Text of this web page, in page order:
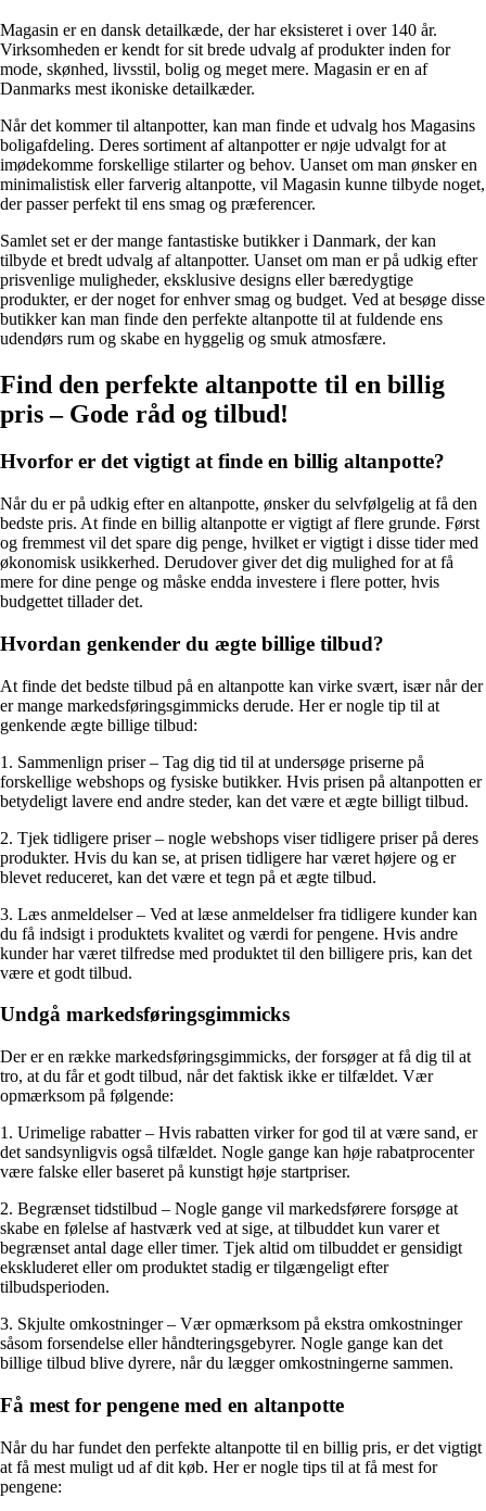
Magasin er en dansk detailkæde, der har eksisteret i over 140 år.
Virksomheden er kendt for sit brede udvalg af produkter inden for
mode, skønhed, livsstil, bolig og meget mere. Magasin er en af
Danmarks mest ikoniske detailkæder.
Når det kommer til altanpotter, kan man finde et udvalg hos Magasins
boligafdeling. Deres sortiment af altanpotter er nøje udvalgt for at
imødekomme forskellige stilarter og behov. Uanset om man ønsker en
minimalistisk eller farverig altanpotte, vil Magasin kunne tilbyde noget,
der passer perfekt til ens smag og præferencer.
Samlet set er der mange fantastiske butikker i Danmark, der kan
tilbyde et bredt udvalg af altanpotter. Uanset om man er på udkig efter
prisvenlige muligheder, eksklusive designs eller bæredygtige
produkter, er der noget for enhver smag og budget. Ved at besøge disse
butikker kan man finde den perfekte altanpotte til at fuldende ens
udendørs rum og skabe en hyggelig og smuk atmosfære.
Find den perfekte altanpotte til en billig
pris – Gode råd og tilbud!
Hvorfor er det vigtigt at finde en billig altanpotte?
Når du er på udkig efter en altanpotte, ønsker du selvfølgelig at få den
bedste pris. At finde en billig altanpotte er vigtigt af flere grunde. Først
og fremmest vil det spare dig penge, hvilket er vigtigt i disse tider med
økonomisk usikkerhed. Derudover giver det dig mulighed for at få
mere for dine penge og måske endda investere i flere potter, hvis
budgettet tillader det.
Hvordan genkender du ægte billige tilbud?
At finde det bedste tilbud på en altanpotte kan virke svært, især når der
er mange markedsføringsgimmicks derude. Her er nogle tip til at
genkende ægte billige tilbud:
1. Sammenlign priser – Tag dig tid til at undersøge priserne på
forskellige webshops og fysiske butikker. Hvis prisen på altanpotten er
betydeligt lavere end andre steder, kan det være et ægte billigt tilbud.
2. Tjek tidligere priser – nogle webshops viser tidligere priser på deres
produkter. Hvis du kan se, at prisen tidligere har været højere og er
blevet reduceret, kan det være et tegn på et ægte tilbud.
3. Læs anmeldelser – Ved at læse anmeldelser fra tidligere kunder kan
du få indsigt i produktets kvalitet og værdi for pengene. Hvis andre
kunder har været tilfredse med produktet til den billigere pris, kan det
være et godt tilbud.
Undgå markedsføringsgimmicks
Der er en række markedsføringsgimmicks, der forsøger at få dig til at
tro, at du får et godt tilbud, når det faktisk ikke er tilfældet. Vær
opmærksom på følgende:
1. Urimelige rabatter – Hvis rabatten virker for god til at være sand, er
det sandsynligvis også tilfældet. Nogle gange kan høje rabatprocenter
være falske eller baseret på kunstigt høje startpriser.
2. Begrænset tidstilbud – Nogle gange vil markedsførere forsøge at
skabe en følelse af hastværk ved at sige, at tilbuddet kun varer et
begrænset antal dage eller timer. Tjek altid om tilbuddet er gensidigt
ekskluderet eller om produktet stadig er tilgængeligt efter
tilbudsperioden.
3. Skjulte omkostninger – Vær opmærksom på ekstra omkostninger
såsom forsendelse eller håndteringsgebyrer. Nogle gange kan det
billige tilbud blive dyrere, når du lægger omkostningerne sammen.
Få mest for pengene med en altanpotte
Når du har fundet den perfekte altanpotte til en billig pris, er det vigtigt
at få mest muligt ud af dit køb. Her er nogle tips til at få mest for
pengene: